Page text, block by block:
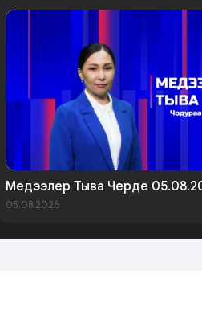
Медээлер Тыва Черде
05.08.2026